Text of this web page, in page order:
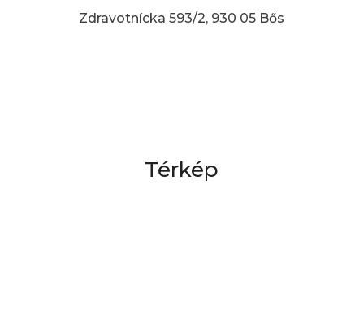
Zdravotnícka 593/2, 930 05 Bős
Térkép